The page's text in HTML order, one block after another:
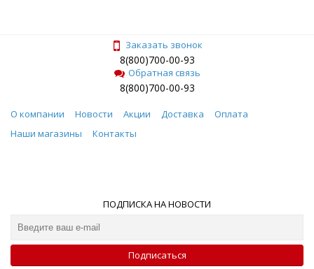
Заказать звонок
8(800)700-00-93
Обратная связь
8(800)700-00-93
О компании Новости Акции Доставка
Оплата
Наши магазины
Контакты
ПОДПИСКА НА НОВОСТИ
Подписаться